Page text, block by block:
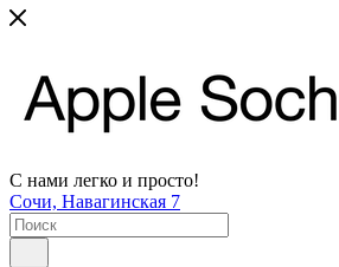
С нами легко и просто!
Сочи, Навагинская 7